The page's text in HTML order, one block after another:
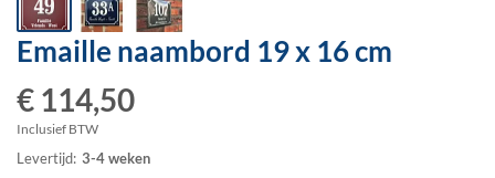
Ga
naar
het
begin
van
de
Emaille naambord 19 x 16 cm
€ 114,50
Inclusief BTW
Levertijd: 3-4 weken